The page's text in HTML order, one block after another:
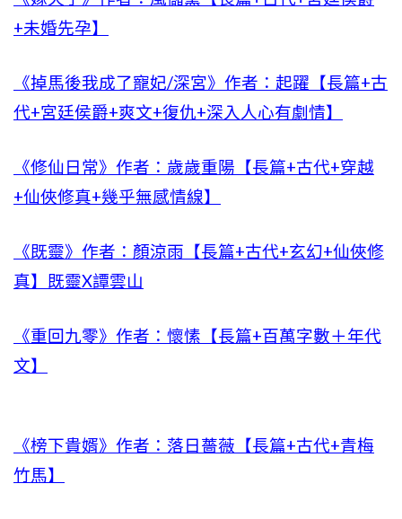
+未婚先孕】
《掉馬後我成了寵妃/深宮》作者：起躍【長篇+古
代+宮廷侯爵+爽文+復仇+深入人心有劇情】
《修仙日常》作者：歲歲重陽【長篇+古代+穿越
+仙俠修真+幾乎無感情線】
《既靈》作者：顏涼雨【長篇+古代+玄幻+仙俠修
真】既靈X譚雲山
《重回九零》作者：懷愫【長篇+百萬字數＋年代
文】
《榜下貴婿》作者：落日薔薇【長篇+古代+青梅
竹馬】